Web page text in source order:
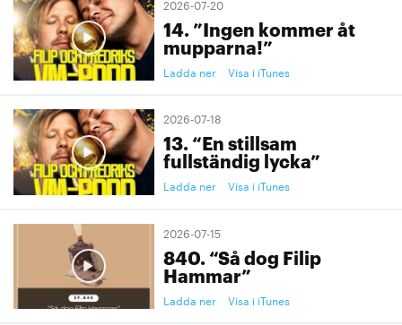
2026-07-20
14. ”Ingen kommer åt
mupparna!”
Ladda ner Visa i iTunes
2026-07-18
13. “En stillsam
fullständig lycka”
Ladda ner Visa i iTunes
2026-07-15
840. “Så dog Filip
Hammar”
Ladda ner Visa i iTunes